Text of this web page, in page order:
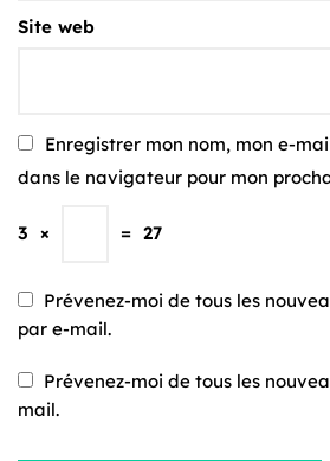
Site web
Enregistrer mon nom, mon e-
dans le navigateur pour mon
3 × = 27
Prévenez-moi de tous les
par e-mail.
Prévenez-moi de tous les
mail.